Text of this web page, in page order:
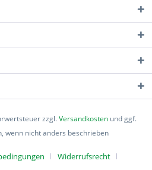
zzgl.Versandkosten und ggf.
wenn nicht anders beschrieben
Widerrufsrecht